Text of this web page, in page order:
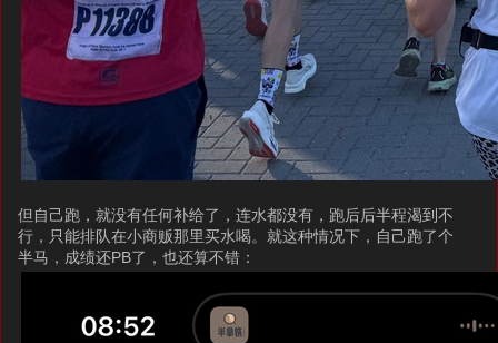
但自己跑，就没有任何补给了，连水都没有，跑后后半程渴到不
行，只能排队在小商贩那里买水喝。就这种情况下，自己跑了个
半马，成绩还PB了，也还算不错：